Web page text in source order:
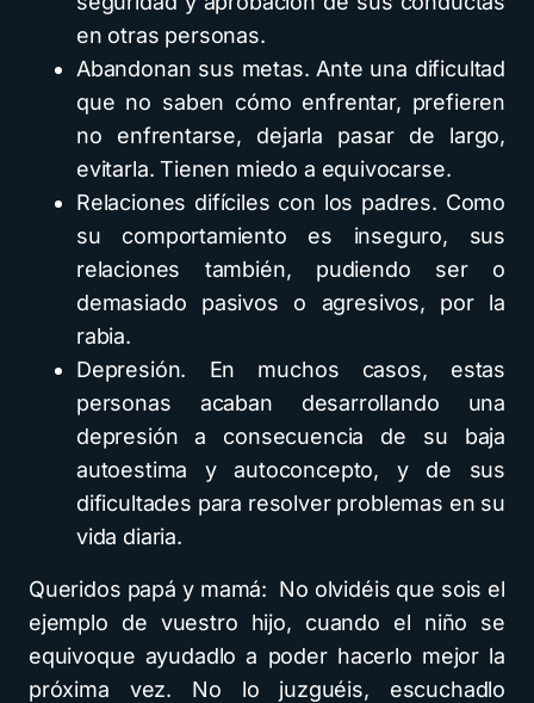
en otras personas.
Abandonan sus metas. Ante una dificultad
que no saben cómo enfrentar, prefieren
no enfrentarse, dejarla pasar de largo,
evitarla. Tienen miedo a equivocarse.
Relaciones difíciles con los padres. Como
su comportamiento es inseguro, sus
relaciones también, pudiendo ser o
demasiado pasivos o agresivos, por la
rabia.
Depresión. En muchos casos, estas
personas acaban desarrollando una
depresión a consecuencia de su baja
autoestima y autoconcepto, y de sus
dificultades para resolver problemas en su
vida diaria.
Queridos papá y mamá: No olvidéis que sois el
ejemplo de vuestro hijo, cuando el niño se
equivoque ayudadlo a poder hacerlo mejor la
próxima vez. No lo juzguéis, escuchadlo